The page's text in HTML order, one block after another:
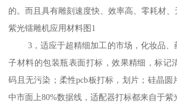
的。而且具有雕刻速度快、效率高、零耗材、
紫光镭雕机应用材料图1
3，适应于超精细加工的市场，化妆品、
子材料的包装瓶表面打标，效果精细，标记
码且无污染；柔性pcb板打标，划片；硅晶圆
中市面上80%数据线，适配器打标都来自于紫